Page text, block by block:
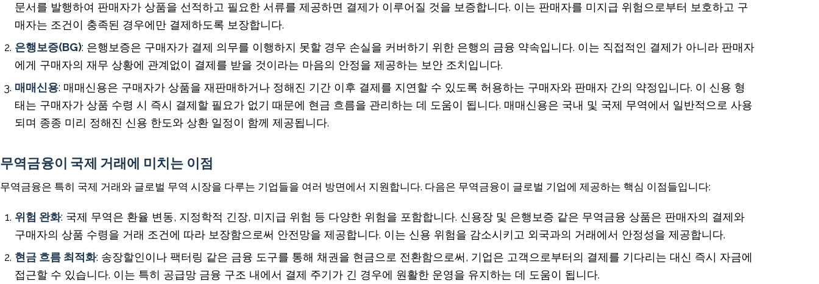
문서를 발행하여 판매자가 상품을 선적하고 필요한 서류를 제공하면 결제가 이루어질 것을 보증합니다. 이는 판매자를 미지급 위험으로부터 보호하고 구
매자는 조건이 충족된 경우에만 결제하도록 보장합니다.
은행보증(BG): 은행보증은 구매자가 결제 의무를 이행하지 못할 경우 손실을 커버하기 위한 은행의 금융 약속입니다. 이는 직접적인 결제가 아니라 판매자
에게 구매자의 재무 상황에 관계없이 결제를 받을 것이라는 마음의 안정을 제공하는 보안 조치입니다.
매매신용: 매매신용은 구매자가 상품을 재판매하거나 정해진 기간 이후 결제를 지연할 수 있도록 허용하는 구매자와 판매자 간의 약정입니다. 이 신용 형
태는 구매자가 상품 수령 시 즉시 결제할 필요가 없기 때문에 현금 흐름을 관리하는 데 도움이 됩니다. 매매신용은 국내 및 국제 무역에서 일반적으로 사용
되며 종종 미리 정해진 신용 한도와 상환 일정이 함께 제공됩니다.
무역금융이 국제 거래에 미치는 이점
무역금융은 특히 국제 거래와 글로벌 무역 시장을 다루는 기업들을 여러 방면에서 지원합니다. 다음은 무역금융이 글로벌 기업에 제공하는 핵심 이점들입니다:
위험 완화: 국제 무역은 환율 변동, 지정학적 긴장, 미지급 위험 등 다양한 위험을 포함합니다. 신용장 및 은행보증 같은 무역금융 상품은 판매자의 결제와
구매자의 상품 수령을 거래 조건에 따라 보장함으로써 안전망을 제공합니다. 이는 신용 위험을 감소시키고 외국과의 거래에서 안정성을 제공합니다.
현금 흐름 최적화: 송장할인이나 팩터링 같은 금융 도구를 통해 채권을 현금으로 전환함으로써, 기업은 고객으로부터의 결제를 기다리는 대신 즉시 자금에
접근할 수 있습니다. 이는 특히 공급망 금융 구조 내에서 결제 주기가 긴 경우에 원활한 운영을 유지하는 데 도움이 됩니다.